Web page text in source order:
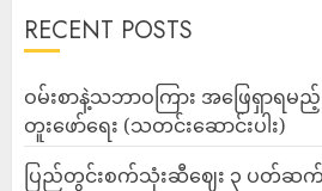
RECENT POSTS
ဝမ်းစာနဲ့သဘာဝကြား အဖြေရှာရမည့်
တူးဖော်ရေး (သတင်းဆောင်းပါး)
ပြည်တွင်းစက်သုံးဆီဈေး ၃ ပတ်